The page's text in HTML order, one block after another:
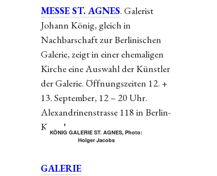
MESSE ST. AGNES. Galerist
Johann König, gleich in
Nachbarschaft zur Berlinischen
Galerie, zeigt in einer ehemaligen
Kirche eine Auswahl der Künstler
der Galerie. Öffnungszeiten 12. +
13. September, 12 – 20 Uhr.
Alexandrinenstrasse 118 in Berlin-
Kreuzberg.
KÖNIG GALERIE ST. AGNES, Photo:
Holger Jacobs
GALERIE